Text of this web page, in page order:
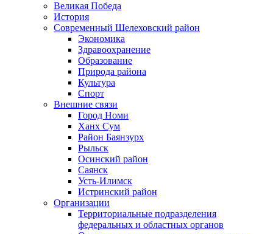
Великая Победа
История
Современный Шелеховский район
Экономика
Здравоохранение
Образование
Природа района
Культура
Спорт
Внешние связи
Город Номи
Ханх Сум
Район Баянзурх
Рыльск
Осинский район
Саянск
Усть-Илимск
Истринский район
Организации
Территориальные подразделения
федеральных и областных органов